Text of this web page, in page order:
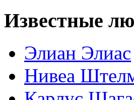
Известные
Элиан Элиас
Нивеа